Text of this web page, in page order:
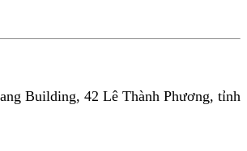
Building, 42 Lê Thành Phương, tỉnh